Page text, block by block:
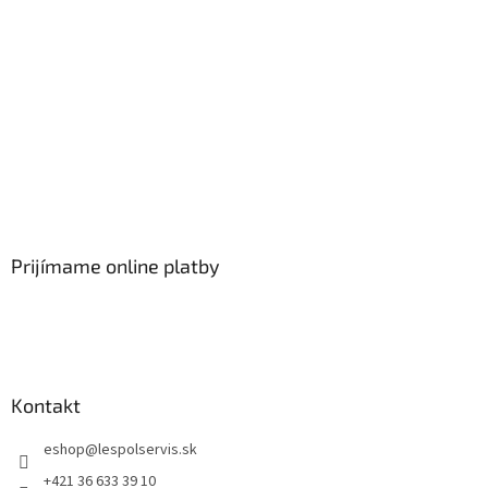
Prijímame online platby
Kontakt
eshop@lespolservis.sk
+421 36 633 39 10